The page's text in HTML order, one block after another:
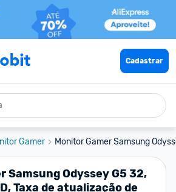
Cadastrar
Gamer Monitor Gamer Samsung
Samsung Odyssey G5 32,
Taxa de atualização de